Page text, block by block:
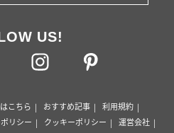
US!
こちら おすすめ記事
利用規約
リシー クッキーポリシー
運営会社